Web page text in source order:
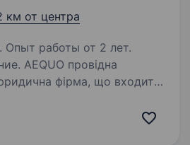
км от центра
Опыт работы от 2 лет.
фірма, що входить
Команда об'єднує